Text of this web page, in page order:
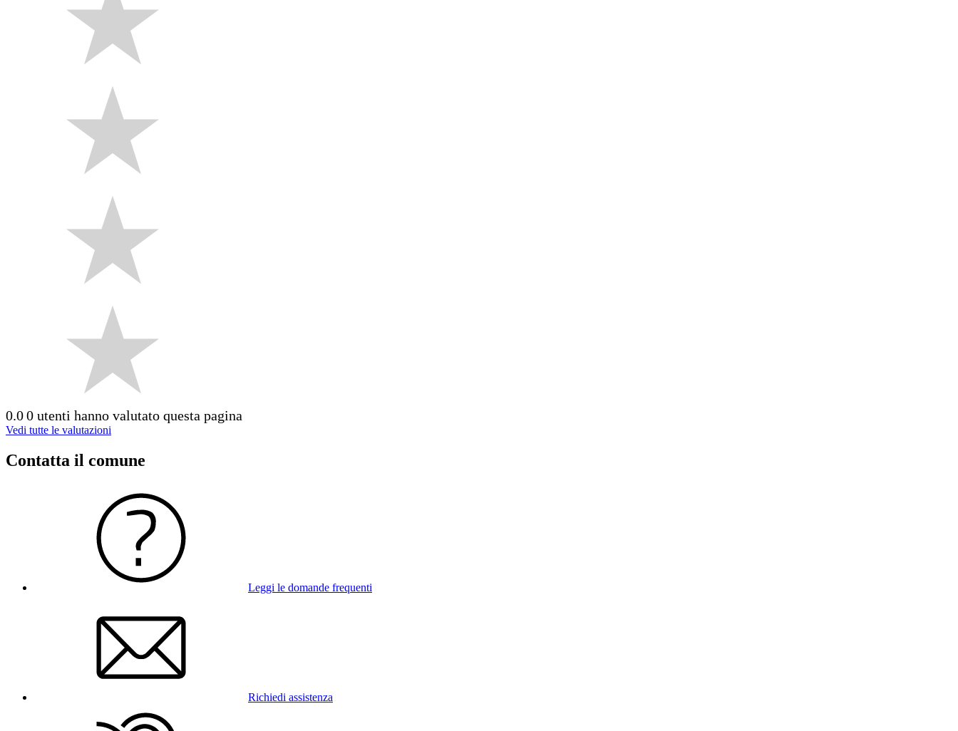
0.00 utenti hanno valutato questa pagina
Vedi tutte le valutazioni
Contatta il comune
Leggi le domande frequenti
Richiedi assistenza